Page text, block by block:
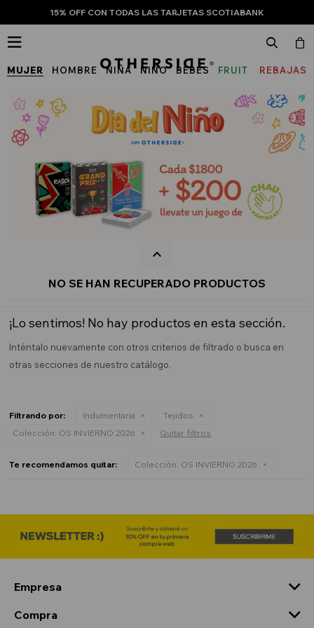
15% OFF CON TODAS LAS TARJETAS SCOTIABANK
MUJER HOMBRE NIÑA NIÑO BEBÉS
FRUIT
THE
LOOM
REBAJAS

NO SE HAN RECUPERADO PRODUCTOS
¡Lo sentimos! No hay productos en esta sección.
Inténtalo nuevamente con otros criterios de filtrado o busca en
otras secciones de nuestro catálogo.
Filtrando por: Indumentaria
Tejidos
Colección: OS INVIERNO 2026 Quitar filtros
Te recomendamos quitar: Colección: OS INVIERNO 2026
Empresa
Compra